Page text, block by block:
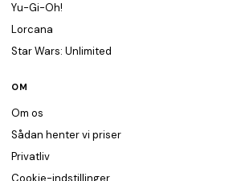
Yu-Gi-Oh!
Lorcana
Star Wars: Unlimited
OM
Om os
Sådan henter vi priser
Privatliv
Cookie-indstillinger